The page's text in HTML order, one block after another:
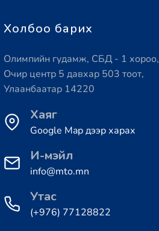
Холбоо барих
Олимпийн гудамж, СБД - 1 хороо,
Очир центр 5 давхар 503 тоот,
Улаанбаатар 14220
Хаяг
Google Map дээр харах
И-мэйл
info@mto.mn
Утас
(+976) 77128822